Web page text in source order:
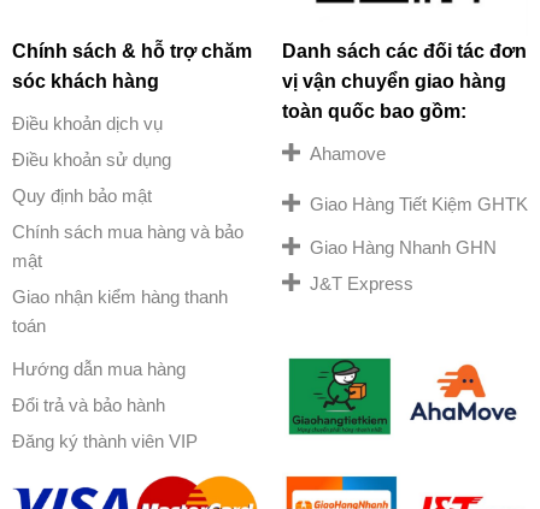
Chính sách & hỗ trợ chăm
sóc khách hàng
Điều khoản dịch vụ
Điều khoản sử dụng
Quy định bảo mật
Chính sách mua hàng và bảo
mật
Giao nhận kiểm hàng thanh
toán
Hướng dẫn mua hàng
Đổi trả và bảo hành
Đăng ký thành viên VIP
Danh sách các đối tác đơn
vị vận chuyển giao hàng
toàn quốc bao gồm:
Ahamove
Giao Hàng Tiết Kiệm GHTK
Giao Hàng Nhanh GHN
J&T Express